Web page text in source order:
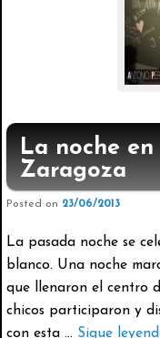
La noche
Zaragoza
Posted on 23/06/2013
La pasada noche se
blanco. Una noche
que llenaron el centro
chicos participaron y
con esta … Sigue